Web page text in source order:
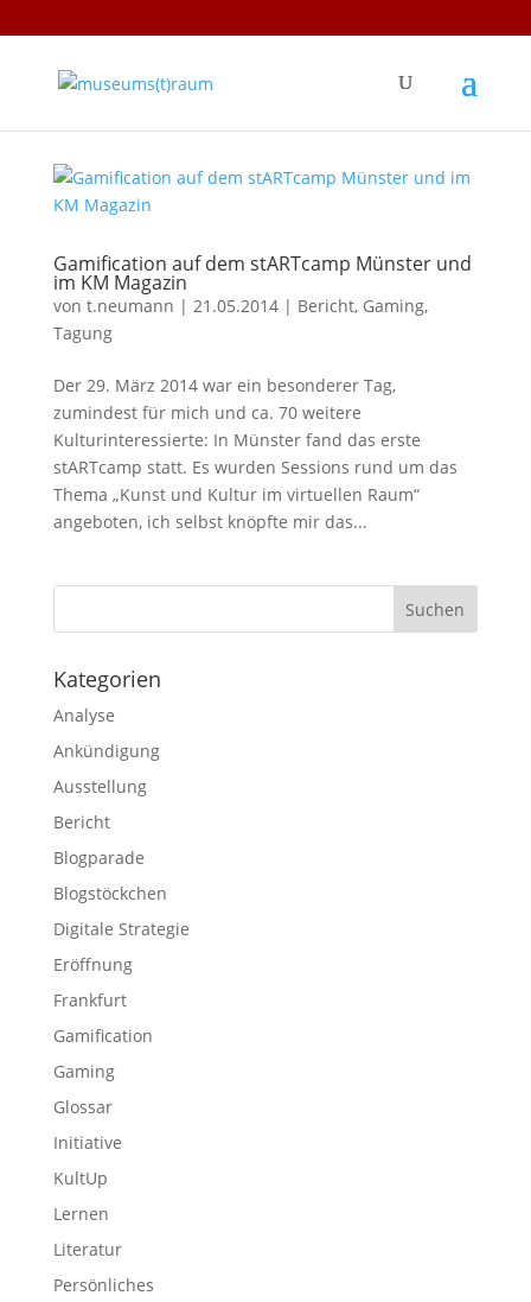
Gamification auf dem stARTcamp Münster und
im KM Magazin
von t.neumann | 21.05.2014| Bericht, Gaming,
Tagung
Der 29. März 2014 war ein besonderer Tag,
zumindest für mich und ca. 70 weitere
Kulturinteressierte: In Münster fand das erste
stARTcamp statt. Es wurden Sessions rund um das
Thema „Kunst und Kultur im virtuellen Raum“
angeboten, ich selbst knöpfte mir das...
Kategorien
Analyse
Ankündigung
Ausstellung
Bericht
Blogparade
Blogstöckchen
Digitale Strategie
Eröffnung
Frankfurt
Gamification
Gaming
Glossar
Initiative
KultUp
Lernen
Literatur
Persönliches